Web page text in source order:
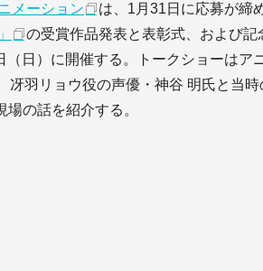
メーション は、1月31日に応募が締
の受賞作品発表と表彰式、および
（日）に開催する。トークショーはア
冴羽リョウ役の声優・神谷 明氏と当
の話を紹介する。